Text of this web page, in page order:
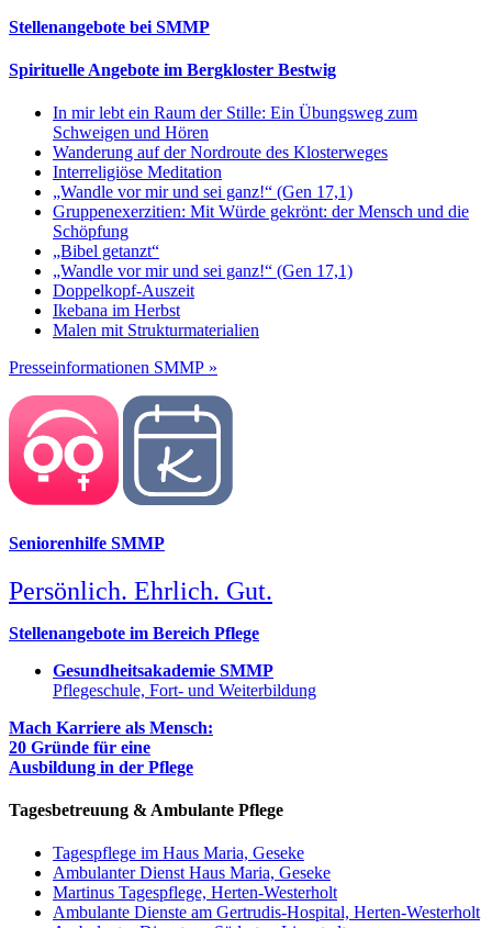
Stellenangebote bei SMMP
Spirituelle Angebote im Bergkloster Bestwig
In mir lebt ein Raum der Stille: Ein Übungsweg zum
Schweigen und Hören
Wanderung auf der Nordroute des Klosterweges
Interreligiöse Meditation
„Wandle vor mir und sei ganz!“ (Gen 17,1)
Gruppenexerzitien: Mit Würde gekrönt: der Mensch und die
Schöpfung
„Bibel getanzt“
„Wandle vor mir und sei ganz!“ (Gen 17,1)
Doppelkopf-Auszeit
Ikebana im Herbst
Malen mit Strukturmaterialien
Presseinformationen SMMP »
Seniorenhilfe SMMP
Persönlich. Ehrlich. Gut.
Stellenangebote im Bereich Pflege
Gesundheitsakademie SMMP
Pflegeschule, Fort- und Weiterbildung
Mach Karriere als Mensch:
20 Gründe für eine
Ausbildung in der Pflege
Tagesbetreuung & Ambulante Pflege
Tagespflege im Haus Maria, Geseke
Ambulanter Dienst Haus Maria, Geseke
Martinus Tagespflege, Herten-Westerholt
Ambulante Dienste am Gertrudis-Hospital, Herten-Westerholt